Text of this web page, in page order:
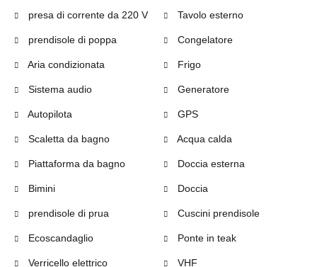
presa di corrente da 220 V
prendisole di poppa
Aria condizionata
Sistema audio
Autopilota
Scaletta da bagno
Piattaforma da bagno
Bimini
prendisole di prua
Ecoscandaglio
Verricello elettrico
Tavolo esterno
Congelatore
Frigo
Generatore
GPS
Acqua calda
Doccia esterna
Doccia
Cuscini prendisole
Ponte in teak
VHF